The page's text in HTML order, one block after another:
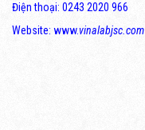
Điện thoại: 0243 2020 966
Website: www.vinalabjsc.com